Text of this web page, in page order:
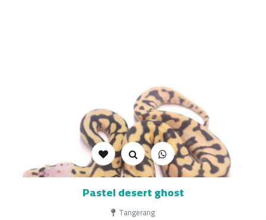
Pastel desert ghost
Tangerang